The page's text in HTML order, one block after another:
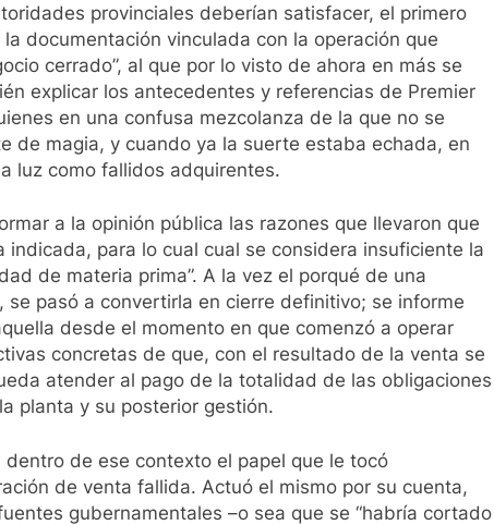
provinciales deberían satisfacer, el primero
documentación vinculada con la operación que
cerrado”, al que por lo visto de ahora en más se
explicar los antecedentes y referencias de Premier
en una confusa mezcolanza de la que no se
de magia, y cuando ya la suerte estaba echada, en
luz como fallidos adquirentes.
a la opinión pública las razones que llevaron que
para lo cual cual se considera insuficiente la
de materia prima”. A la vez el porqué de una
pasó a convertirla en cierre definitivo; se informe
desde el momento en que comenzó a operar
concretas de que, con el resultado de la venta se
atender al pago de la totalidad de las obligaciones
planta y su posterior gestión.
de ese contexto el papel que le tocó
de venta fallida. Actuó el mismo por su cuenta,
gubernamentales –o sea que se “habría cortado